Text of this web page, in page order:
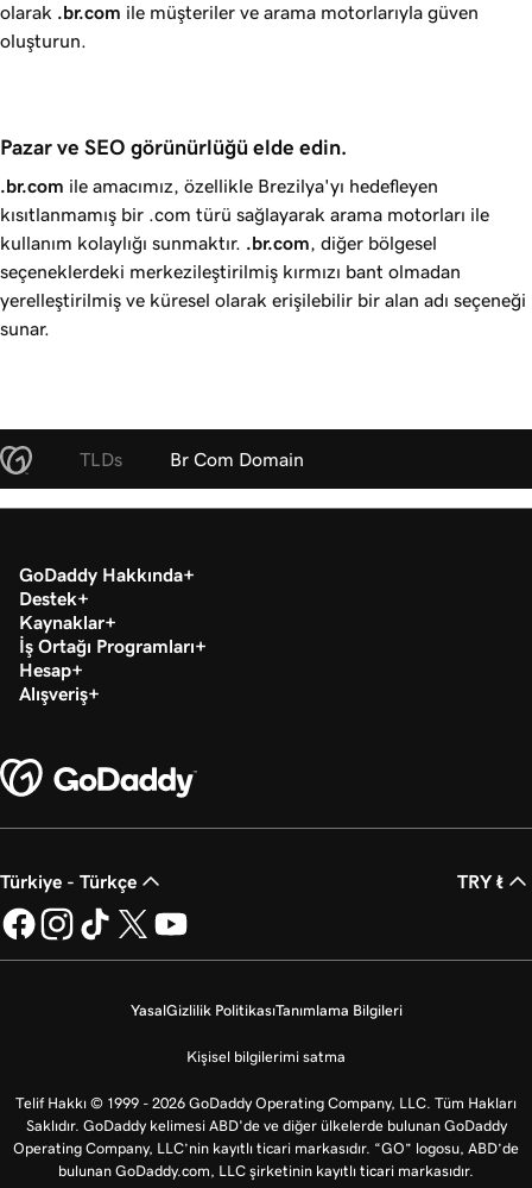
olarak .br.com ile müşteriler ve arama motorlarıyla güven
oluşturun.
Pazar ve SEO görünürlüğü elde edin.
.br.com ile amacımız, özellikle Brezilya'yı hedefleyen
kısıtlanmamış bir .com türü sağlayarak arama motorları ile
kullanım kolaylığı sunmaktır. .br.com , diğer bölgesel
seçeneklerdeki merkezileştirilmiş kırmızı bant olmadan
yerelleştirilmiş ve küresel olarak erişilebilir bir alan adı seçeneği
sunar.
TLDs Br Com Domain
GoDaddy Hakkında
Destek
Kaynaklar
İş Ortağı Programları
Hesap
Alışveriş
Türkiye - Türkçe TRY ₺
YasalGizlilik PolitikasıTanımlama Bilgileri
Kişisel bilgilerimi satma
Telif Hakkı © 1999 - 2026 GoDaddy Operating Company, LLC. Tüm Hakları
Saklıdır. GoDaddy kelimesi ABD'de ve diğer ülkelerde bulunan GoDaddy
Operating Company, LLC’nin kayıtlı ticari markasıdır. “GO” logosu, ABD’de
bulunan GoDaddy.com, LLC şirketinin kayıtlı ticari markasıdır.